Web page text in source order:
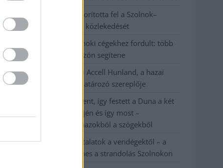
Váratlan fennakadás borította fel a Szolnok–
Kecskemét vasútvonal közlekedését
A polgármester a szolnoki cégekhez fordult: több
száz elbocsátott dolgozón segítene
Csődbe ment a tószegi Accell Hunland, a hazai
kerékpárgyártás meghatározó szereplője
Egyszer fent, egyszer lent, így festett a Duna a két
évvel ezelőtti árvíz idején és így most –
fotógyűjtemény ugyanazokból a szögekből
Ilyenek eddig a tapasztalatok a vendégektől – a
hőhullám miatt ingyenes a strandolás Szolnokon